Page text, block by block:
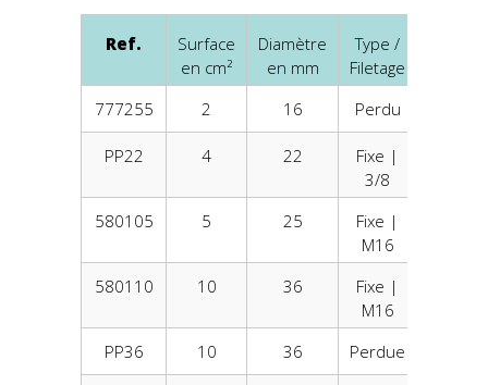
Ref.
Surface
en cm²
Diamètre
en mm
Type /
Filetage
777255
2 16 Perdu
PP22 4 22
Fixe |
3/8
580105 5 25
Fixe |
M16
580110 10 36
Fixe |
M16
PP36 10 36 Perdue